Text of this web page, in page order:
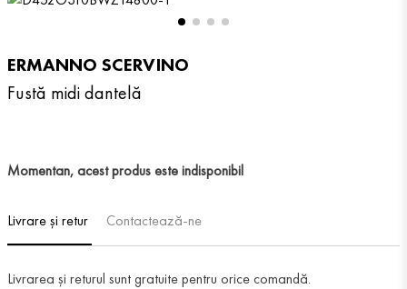
ERMANNO SCERVINO
Fustă midi dantelă
Momentan, acest produs este indisponibil
Livrare și retur Contactează-ne
Livrarea și returul sunt gratuite pentru orice comandă.